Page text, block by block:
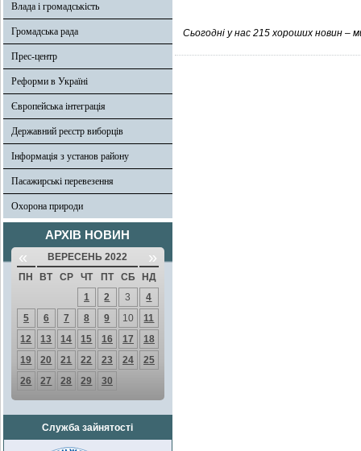
Влада і громадськість
Громадська рада
Прес-центр
Реформи в Україні
Європейська інтеграція
Державний реєстр виборців
Інформація з установ району
Пасажирські перевезення
Охорона природи
АРХІВ НОВИН
« ВЕРЕСЕНЬ 2022 »
ПН ВТ СР ЧТ ПТ СБ
НД
1
2 3
4
5
6 7 8 9 10
11
12
13 14 15 16 17
18
19
20 21 22 23 24
25
26
27 28 29 30
Служба зайнятості
Сьогодні у нас 215 хороших новин